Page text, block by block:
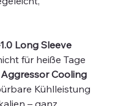
Long Sleeve
für heiße Tage
Aggressor Cooling
Kühlleistung
– ganz